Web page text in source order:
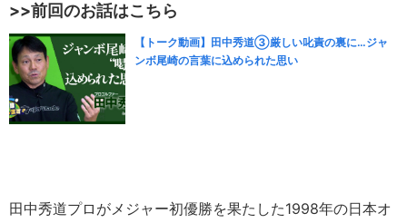
>>前回のお話はこちら
【トーク動画】田中秀道③厳しい叱責の裏に…ジャ
ンボ尾崎の言葉に込められた思い
田中秀道プロがメジャー初優勝を果たした1998年の日本オ